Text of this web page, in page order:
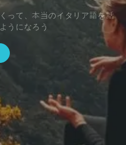
って、本当のイタリア語を話
うになろう